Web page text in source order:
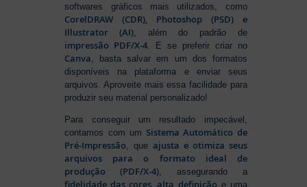
softwares gráficos mais utilizados, como
CorelDRAW (CDR), Photoshop (PSD) e
Illustrator (AI), além do padrão de
impressão PDF/X-4. E se preferir criar no
Canva, basta salvar em um dos formatos
disponíveis na plataforma e enviar seus
arquivos. Aproveite mais essa facilidade para
produzir seu material personalizado!
Para conseguir um resultado impecável,
contamos com um Sistema Automático de
Pré-Impressão, queajusta e otimiza seus
arquivos para o formato ideal de
produção (PDF/X-4), assegurando a
fidelidade das cores, alta definição e uma